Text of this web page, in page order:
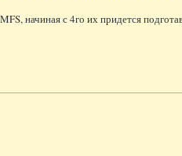
начиная с 4го их придется